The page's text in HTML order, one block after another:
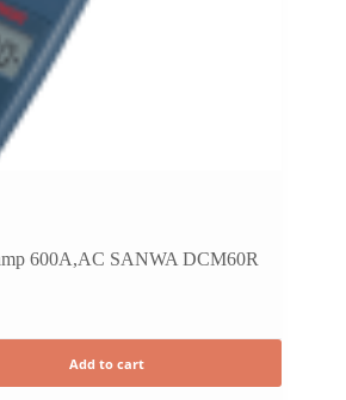
600A,AC SANWA DCM60R
Add to cart